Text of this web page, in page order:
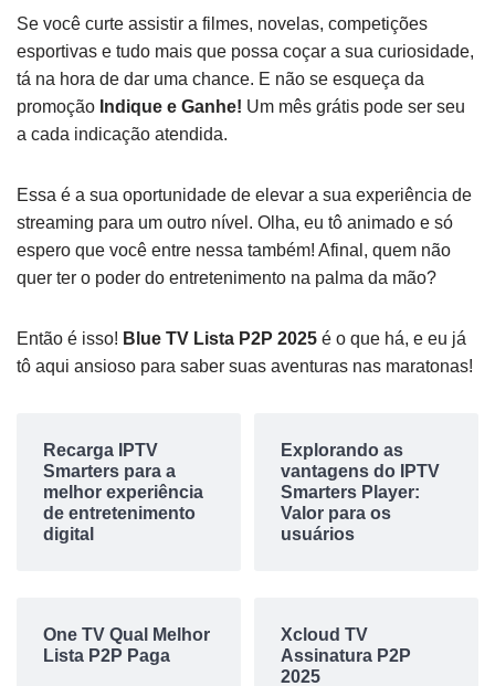
Se você curte assistir a filmes, novelas, competições
esportivas e tudo mais que possa coçar a sua curiosidade,
tá na hora de dar uma chance. E não se esqueça da
promoção Indique e Ganhe! Um mês grátis pode ser seu
a cada indicação atendida.
Essa é a sua oportunidade de elevar a sua experiência de
streaming para um outro nível. Olha, eu tô animado e só
espero que você entre nessa também! Afinal, quem não
quer ter o poder do entretenimento na palma da mão?
Então é isso! Blue TV Lista P2P 2025 é o que há, e eu já
tô aqui ansioso para saber suas aventuras nas maratonas!
Recarga IPTV
Smarters para a
melhor experiência
de entretenimento
digital
Explorando as
vantagens do IPTV
Smarters Player:
Valor para os
usuários
One TV Qual Melhor
Lista P2P Paga
Xcloud TV
Assinatura P2P
2025